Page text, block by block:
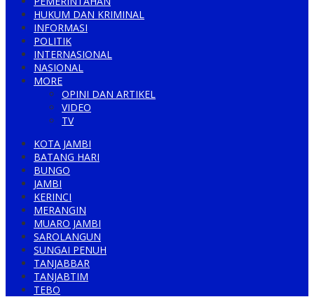
HUKUM DAN KRIMINAL
INFORMASI
POLITIK
INTERNASIONAL
NASIONAL
MORE
OPINI DAN ARTIKEL
VIDEO
TV
KOTA JAMBI
BATANG HARI
BUNGO
JAMBI
KERINCI
MERANGIN
MUARO JAMBI
SAROLANGUN
SUNGAI PENUH
TANJABBAR
TANJABTIM
TEBO